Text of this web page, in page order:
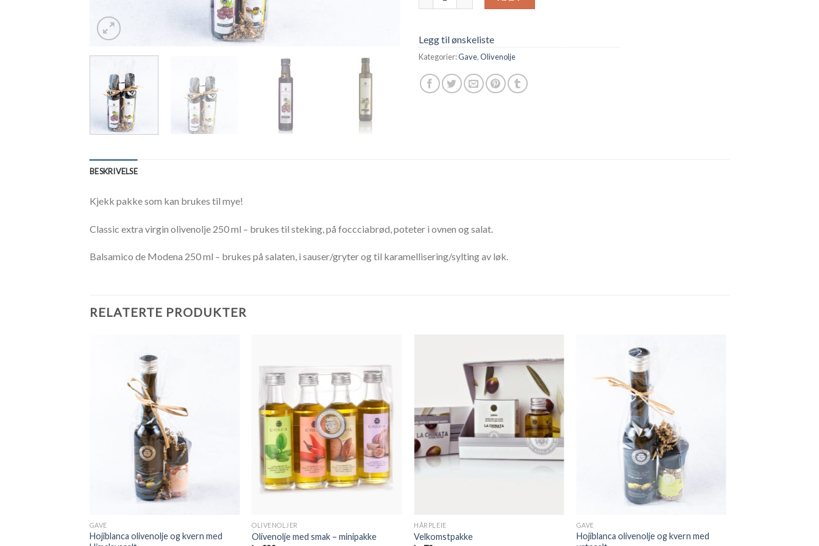
Legg til ønskeliste
Kategorier:Gave,Olivenolje
BESKRIVELSE
Kjekk pakke som kan brukes til mye!
Classic extra virgin olivenolje 250 ml – brukes til steking, på foccciabrød, poteter i ovnen og salat.
Balsamico de Modena 250 ml – brukes på salaten, i sauser/gryter og til karamellisering/sylting av løk.
RELATERTE PRODUKTER
GAVE
Hojiblanca olivenolje og kvern med
Legg til
ønskeliste
OLIVENOLJER
Olivenolje med smak – minipakke
Legg til
ønskeliste
HÅRPLEIE
Velkomstpakke
GAVE
Hojiblanca olivenolje og kvern med